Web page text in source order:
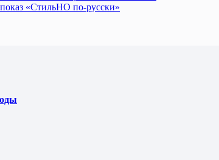
«СтильНО по-русски»